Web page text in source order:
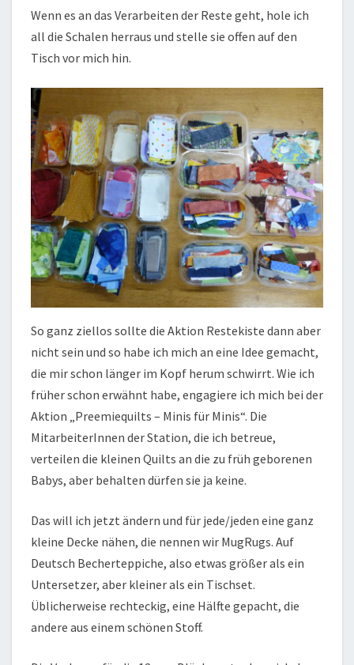
Wenn es an das Verarbeiten der Reste geht, hole ich
all die Schalen herraus und stelle sie offen auf den
Tisch vor mich hin.
So ganz ziellos sollte die Aktion Restekiste dann aber
nicht sein und so habe ich mich an eine Idee gemacht,
die mir schon länger im Kopf herum schwirrt. Wie ich
früher schon erwähnt habe, engagiere ich mich bei der
Aktion „Preemiequilts – Minis für Minis“. Die
MitarbeiterInnen der Station, die ich betreue,
verteilen die kleinen Quilts an die zu früh geborenen
Babys, aber behalten dürfen sie ja keine.
Das will ich jetzt ändern und für jede/jeden eine ganz
kleine Decke nähen, die nennen wir MugRugs. Auf
Deutsch Becherteppiche, also etwas größer als ein
Untersetzer, aber kleiner als ein Tischset.
Üblicherweise rechteckig, eine Hälfte gepacht, die
andere aus einem schönen Stoff.